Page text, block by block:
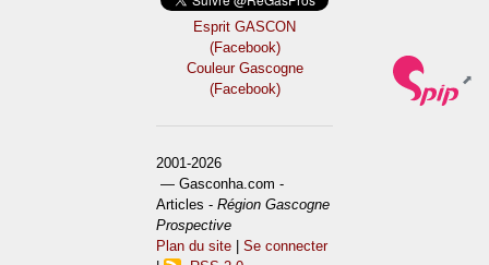
Esprit GASCON
(Facebook)
Couleur Gascogne
(Facebook)
2001-2026
— Gasconha.com -
Articles -Région Gascogne
Prospective
Plan du site |Se connecter